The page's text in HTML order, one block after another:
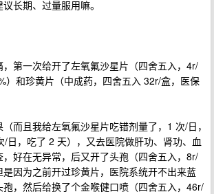
长期、过量服用嘛。
第一次给开了左氧氟沙星片（四舍五入，4r/
）和珍黄片（中成药，四舍五入 32r/盒，医保
而且我给左氧氟沙星片吃错剂量了，1 次/日，
/日，吃了 2 天），又去医院做肝功、肾功、血
，好在无异常，后又开了头孢（四舍五入，8r/
因为之前开过珍黄片，医院系统开不出来蓝
，然后给换了个金喉健口喷（四舍五入，46r/